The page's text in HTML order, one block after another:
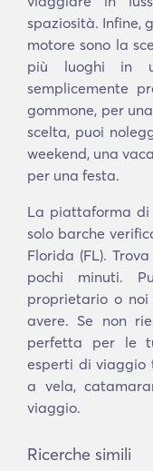
spaziosità. Infine,
motore sono la
più luoghi in
semplicemente
gommone, per
scelta, puoi
weekend, una
per una festa.
La piattaforma di
solo barche
Florida (FL).
pochi minuti.
proprietario o
avere. Se non
perfetta per le
esperti di viaggio
a vela,
viaggio.
Ricerche simili